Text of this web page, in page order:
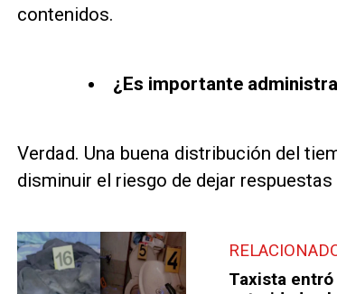
contenidos.
¿Es importante
Verdad. Una buena distribución del
disminuir el riesgo de dejar
Taxista entró